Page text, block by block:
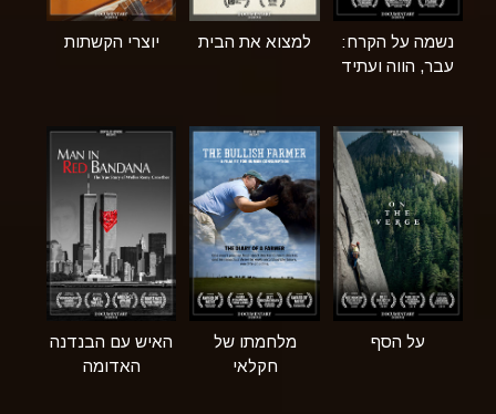
נשמה על הקרח:
עבר, הווה ועתיד
למצוא את הבית יוצרי הקשתות
על הסף
מלחמתו של
חקלאי
האיש עם הבנדנה
האדומה